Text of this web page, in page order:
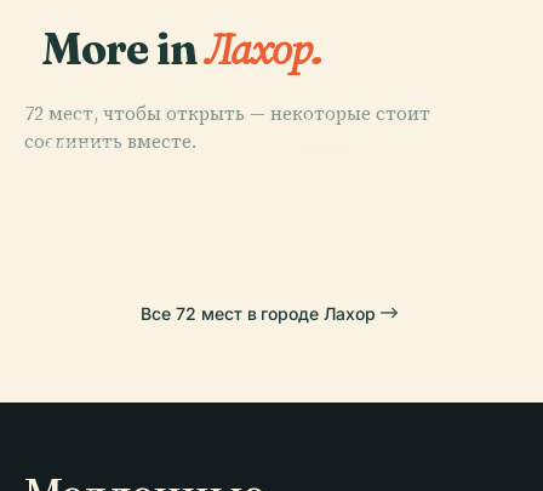
More inЛахор.
72 мест, чтобы открыть — некоторые стоит
соединить вместе.
PLACE
Мечеть
PLACE
PLACE
Все 72 мест в городе Лахор